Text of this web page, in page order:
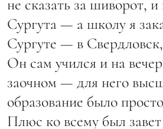
не сказать за шиворот, и
Сургута — а школу я
Сургуте — в
Он сам учился и на
заочном — для него
образование было
Плюс ко всему был